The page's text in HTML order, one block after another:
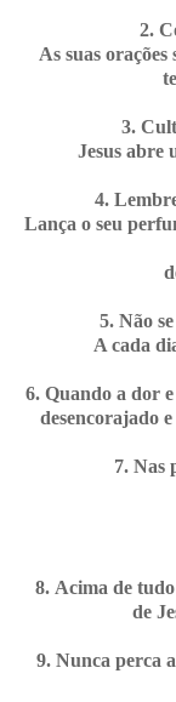
2.
As suas
3.
Jesus abre
4.
Lança o seu
5. Não
A cada
6. Quando a dor
desencorajado
7. Nas
8. Acima de
de
9. Nunca perca